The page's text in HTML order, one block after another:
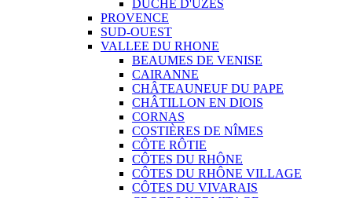
DUCHÉ D'UZÈS
PROVENCE
SUD-OUEST
VALLEE DU RHONE
BEAUMES DE VENISE
CAIRANNE
CHÂTEAUNEUF DU PAPE
CHÂTILLON EN DIOIS
CORNAS
COSTIÈRES DE NÎMES
CÔTE RÔTIE
CÔTES DU RHÔNE
CÔTES DU RHÔNE VILLAGE
CÔTES DU VIVARAIS